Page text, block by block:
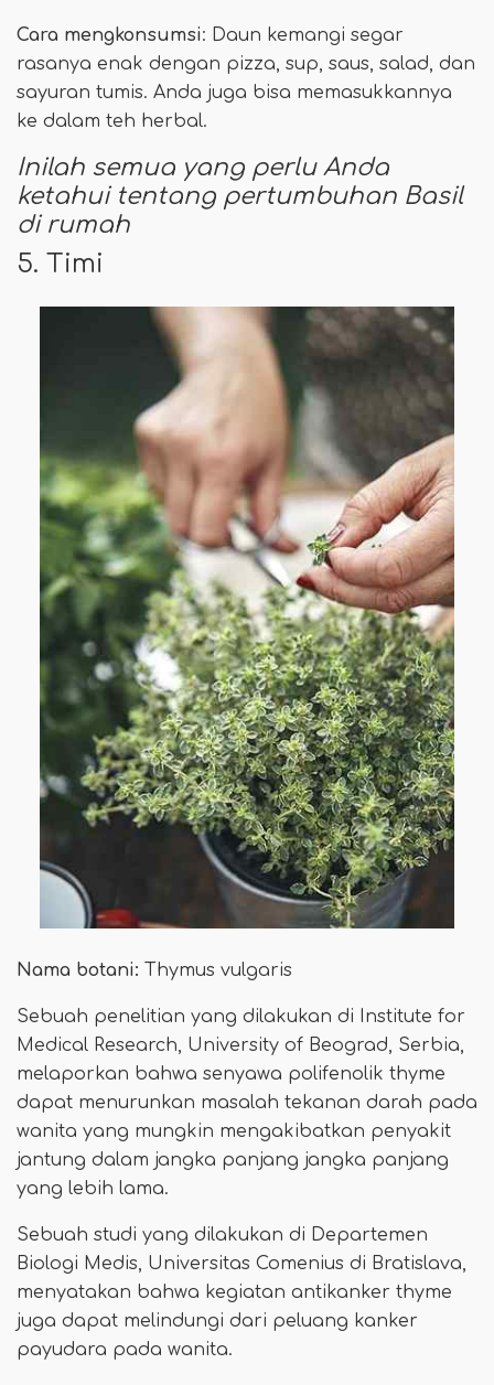
Cara mengkonsumsi: Daun kemangi segar
rasanya enak dengan pizza, sup, saus, salad, dan
sayuran tumis. Anda juga bisa memasukkannya
ke dalam teh herbal.
Inilah semua yang perlu Anda
ketahui tentang pertumbuhan Basil
di rumah
5. Timi
Nama botani: Thymus vulgaris
Sebuah penelitian yang dilakukan di Institute for
Medical Research, University of Beograd, Serbia,
melaporkan bahwa senyawa polifenolik thyme
dapat menurunkan masalah tekanan darah pada
wanita yang mungkin mengakibatkan penyakit
jantung dalam jangka panjang jangka panjang
yang lebih lama.
Sebuah studi yang dilakukan di Departemen
Biologi Medis, Universitas Comenius di Bratislava,
menyatakan bahwa kegiatan antikanker thyme
juga dapat melindungi dari peluang kanker
payudara pada wanita.